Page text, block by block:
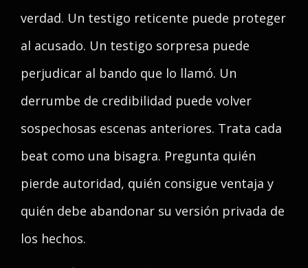
verdad. Un testigo reticente puede proteger
al acusado. Un testigo sorpresa puede
perjudicar al bando que lo llamó. Un
derrumbe de credibilidad puede volver
sospechosas escenas anteriores. Trata cada
beat como una bisagra. Pregunta quién
pierde autoridad, quién consigue ventaja y
quién debe abandonar su versión privada de
los hechos.